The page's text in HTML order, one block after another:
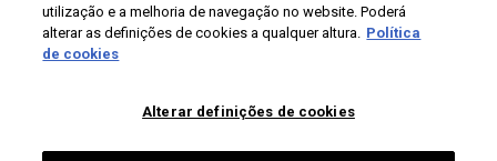
utilização e a melhoria de navegação no website. Poderá
alterar as definições de cookies a qualquer altura. Política
de cookies
Alterar definições de cookies